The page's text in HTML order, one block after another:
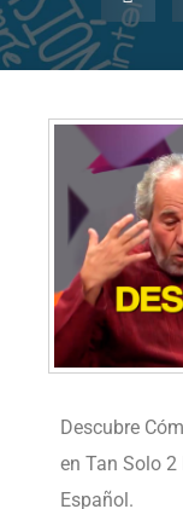
Descubre
en Tan Solo 2
Español.